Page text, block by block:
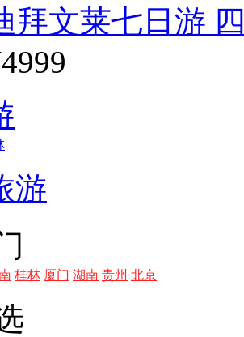
拜文莱七日游
游
桂林 厦门 湖南 贵州 北京